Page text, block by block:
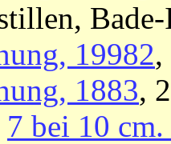
19982,
1883,
7 bei 10